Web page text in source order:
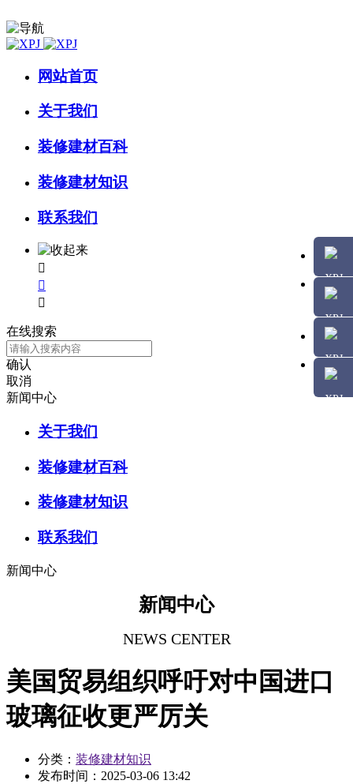
网站首页
关于我们
装修建材百科
装修建材知识
联系我们



在线搜索
确认
取消
新闻中心
关于我们
装修建材百科
装修建材知识
联系我们
新闻中心
新闻中心
NEWS CENTER
美国贸易组织呼吁对中国进口
玻璃征收更严厉关
分类： 装修建材知识
发布时间： 2025-03-06 13:42